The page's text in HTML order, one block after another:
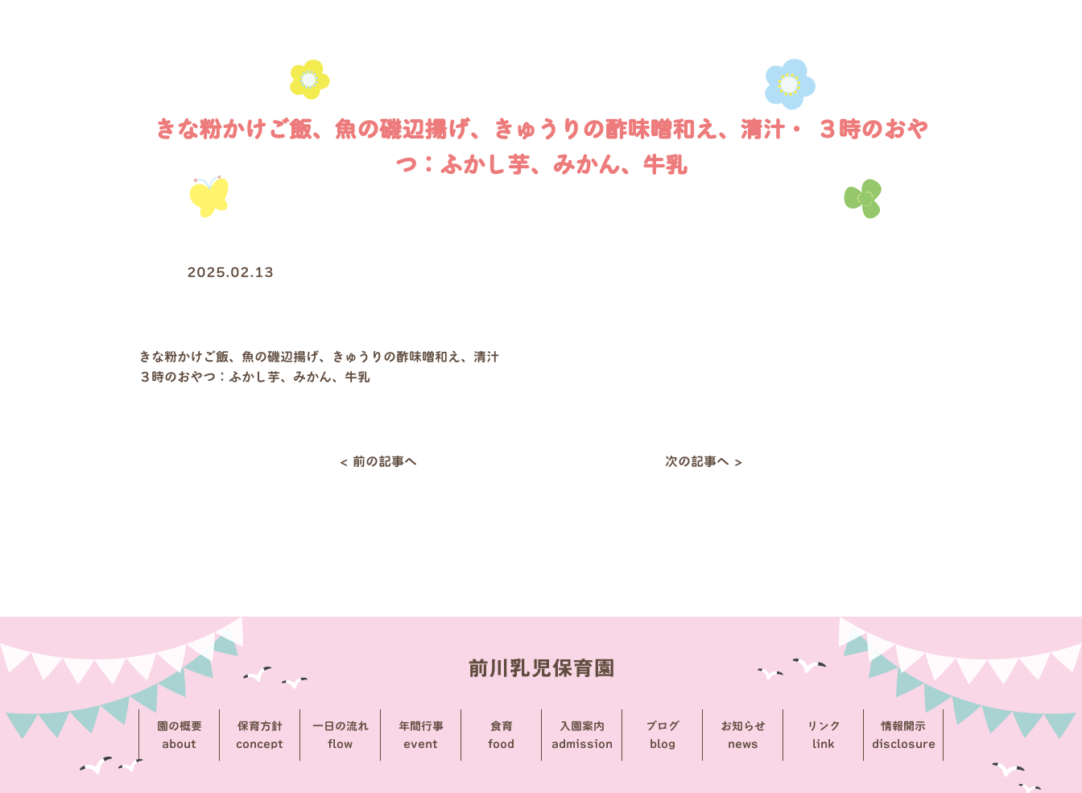
きな粉かけご飯、魚の磯辺揚げ、きゅうりの酢味噌和え、清汁・ ３時のおや
つ：ふかし芋、みかん、牛乳
2025.02.13
きな粉かけご飯、魚の磯辺揚げ、きゅうりの酢味噌和え、清汁
３時のおやつ：ふかし芋、みかん、牛乳
ー
シ
ョ
ン
< 前の記事へ 次の記事へ >
園の概要
about
保育方針
concept
一日の流れ
flow
年間行事
event
食育
food
入園案内
admission
ブログ
blog
お知らせ
news
リンク
link
情報開示
disclosure